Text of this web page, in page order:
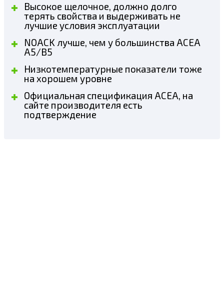
Высокое щелочное, должно долго
терять свойства и выдерживать не
лучшие условия эксплуатации
NOACK лучше, чем у большинства ACEA
A5/B5
Низкотемпературные показатели тоже
на хорошем уровне
Официальная спецификация ACEA, на
сайте производителя есть
подтверждение